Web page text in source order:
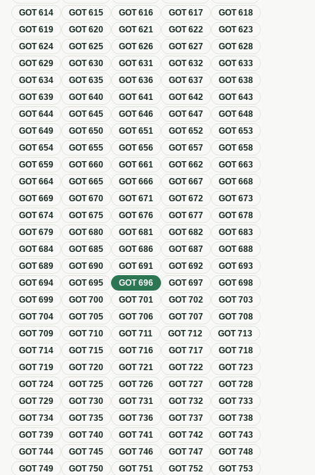
GOT614 GOT615 GOT616 GOT617 GOT618
GOT619 GOT620 GOT621 GOT622 GOT623
GOT624 GOT625 GOT626 GOT627 GOT628
GOT629 GOT630 GOT631 GOT632 GOT633
GOT634 GOT635 GOT636 GOT637 GOT638
GOT639 GOT640 GOT641 GOT642 GOT643
GOT644 GOT645 GOT646 GOT647 GOT648
GOT649 GOT650 GOT651 GOT652 GOT653
GOT654 GOT655 GOT656 GOT657 GOT658
GOT659 GOT660 GOT661 GOT662 GOT663
GOT664 GOT665 GOT666 GOT667 GOT668
GOT669 GOT670 GOT671 GOT672 GOT673
GOT674 GOT675 GOT676 GOT677 GOT678
GOT679 GOT680 GOT681 GOT682 GOT683
GOT684 GOT685 GOT686 GOT687 GOT688
GOT689 GOT690 GOT691 GOT692 GOT693
GOT694 GOT695 GOT696 GOT697 GOT698
GOT699 GOT700 GOT701 GOT702 GOT703
GOT704 GOT705 GOT706 GOT707 GOT708
GOT709 GOT710 GOT711 GOT712 GOT713
GOT714 GOT715 GOT716 GOT717 GOT718
GOT719 GOT720 GOT721 GOT722 GOT723
GOT724 GOT725 GOT726 GOT727 GOT728
GOT729 GOT730 GOT731 GOT732 GOT733
GOT734 GOT735 GOT736 GOT737 GOT738
GOT739 GOT740 GOT741 GOT742 GOT743
GOT744 GOT745 GOT746 GOT747 GOT748
GOT749 GOT750 GOT751 GOT752 GOT753